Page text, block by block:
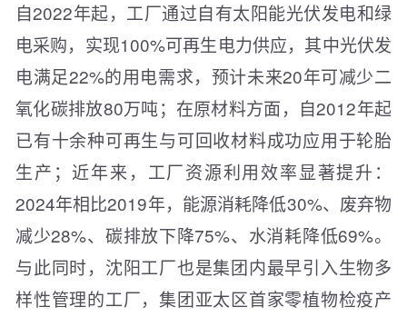
自2022年起，工厂通过自有太阳能光伏发电和绿
电采购，实现100%可再生电力供应，其中光伏发
电满足22%的用电需求，预计未来20年可减少二
氧化碳排放80万吨；在原材料方面，自2012年起
已有十余种可再生与可回收材料成功应用于轮胎
生产；近年来，工厂资源利用效率显著提升：
2024年相比2019年，能源消耗降低30%、废弃物
减少28%、碳排放下降75%、水消耗降低69%。
与此同时，沈阳工厂也是集团内最早引入生物多
样性管理的工厂，集团亚太区首家零植物检疫产